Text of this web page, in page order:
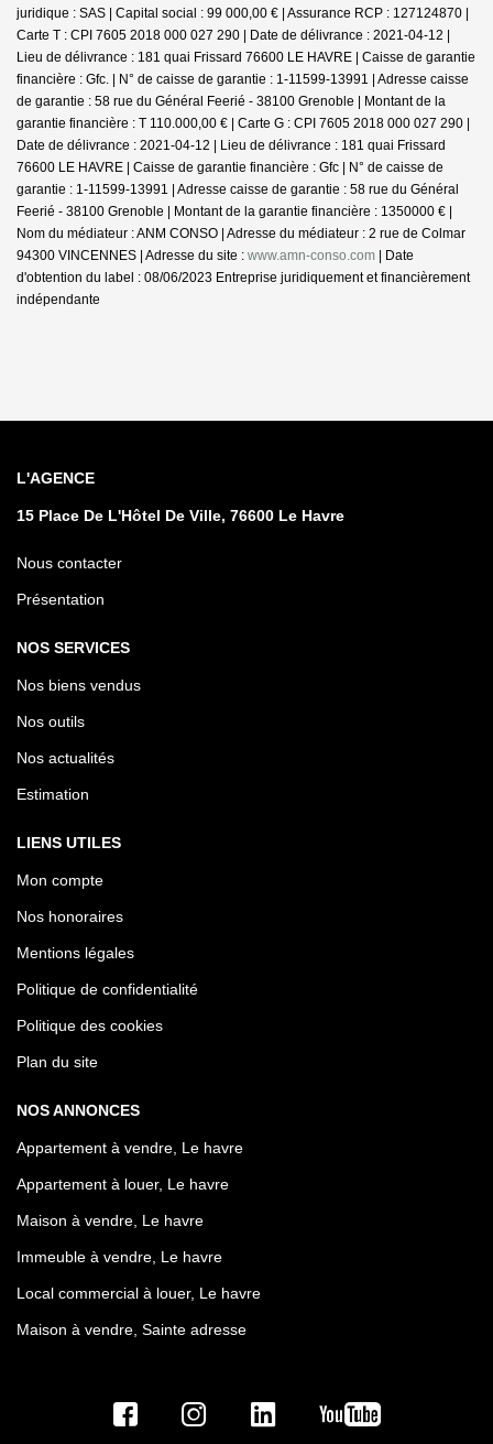
juridique : SAS | Capital social : 99 000,00 € | Assurance RCP : 127124870 |
Carte T : CPI 7605 2018 000 027 290 | Date de délivrance : 2021-04-12 |
Lieu de délivrance : 181 quai Frissard 76600 LE HAVRE | Caisse de garantie
financière : Gfc. | N° de caisse de garantie : 1-11599-13991 | Adresse caisse
de garantie : 58 rue du Général Feerié - 38100 Grenoble | Montant de la
garantie financière : T 110.000,00 € | Carte G : CPI 7605 2018 000 027 290 |
Date de délivrance : 2021-04-12 | Lieu de délivrance : 181 quai Frissard
76600 LE HAVRE | Caisse de garantie financière : Gfc | N° de caisse de
garantie : 1-11599-13991 | Adresse caisse de garantie : 58 rue du Général
Feerié - 38100 Grenoble | Montant de la garantie financière : 1350000 € |
Nom du médiateur : ANM CONSO | Adresse du médiateur : 2 rue de Colmar
94300 VINCENNES | Adresse du site : www.amn-conso.com | Date
d'obtention du label : 08/06/2023 Entreprise juridiquement et financièrement
indépendante
L'AGENCE
15 Place De L'Hôtel De Ville, 76600 Le Havre
Nous contacter
Présentation
NOS SERVICES
Nos biens vendus
Nos outils
Nos actualités
Estimation
LIENS UTILES
Mon compte
Nos honoraires
Mentions légales
Politique de confidentialité
Politique des cookies
Plan du site
NOS ANNONCES
Appartement à vendre, Le havre
Appartement à louer, Le havre
Maison à vendre, Le havre
Immeuble à vendre, Le havre
Local commercial à louer, Le havre
Maison à vendre, Sainte adresse